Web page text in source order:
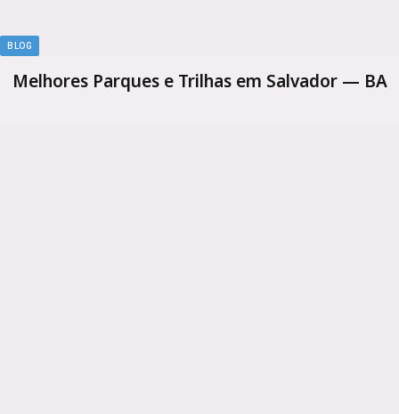
BLOG
Melhores Parques e Trilhas em Salvador — BA